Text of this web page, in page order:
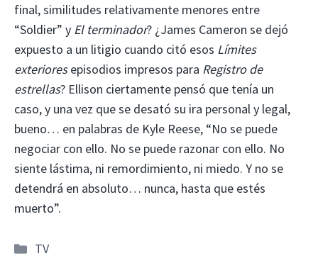
final, similitudes relativamente menores entre
“Soldier” y El terminador? ¿James Cameron se dejó
expuesto a un litigio cuando citó esos Límites
exterioresepisodios impresos para Registro de
estrellas? Ellison ciertamente pensó que tenía un
caso, y una vez que se desató su ira personal y legal,
bueno… en palabras de Kyle Reese, “No se puede
negociar con ello. No se puede razonar con ello. No
siente lástima, ni remordimiento, ni miedo. Y no se
detendrá en absoluto… nunca, hasta que estés
muerto”.
Categorías
TV